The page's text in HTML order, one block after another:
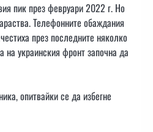
пик през февруари 2022 г. Но
Телефонните обаждания
през последните няколко
на украинския фронт започна да
опитвайки се да избегне